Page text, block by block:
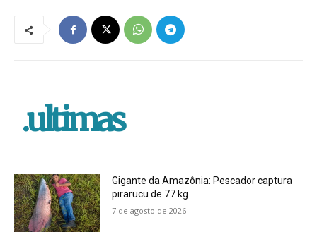
.ultimas
Gigante da Amazônia: Pescador captura
pirarucu de 77 kg
7 de agosto de 2026